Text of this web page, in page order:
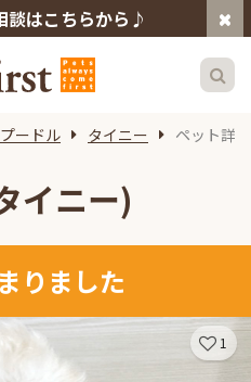
談はこちらから♪
ードル タイニー ペット詳細
イニー)
りました
1